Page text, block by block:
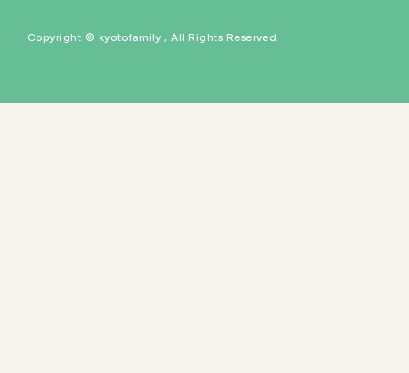
60の専門店
Copyright © kyotofamily , All Rights Reserved